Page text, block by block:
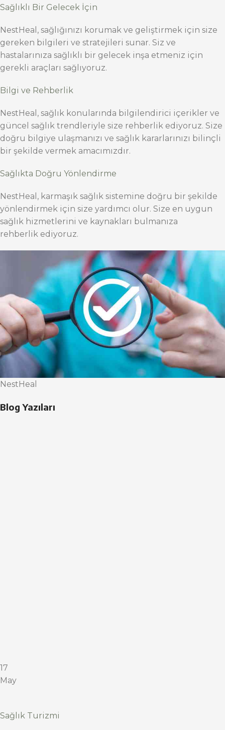
Sağlıklı Bir Gelecek İçin
NestHeal, sağlığınızı korumak ve geliştirmek için size
gereken bilgileri ve stratejileri sunar. Siz ve
hastalarınıza sağlıklı bir gelecek inşa etmeniz için
gerekli araçları sağlıyoruz.
Bilgi ve Rehberlik
NestHeal, sağlık konularında bilgilendirici içerikler ve
güncel sağlık trendleriyle size rehberlik ediyoruz. Size
doğru bilgiye ulaşmanızı ve sağlık kararlarınızı bilinçli
bir şekilde vermek amacımızdır.
Sağlıkta Doğru Yönlendirme
NestHeal, karmaşık sağlık sistemine doğru bir şekilde
yönlendirmek için size yardımcı olur. Size en uygun
sağlık hizmetlerini ve kaynakları bulmanıza
rehberlik ediyoruz.
NestHeal
Blog Yazıları
17
May
Sağlık Turizmi